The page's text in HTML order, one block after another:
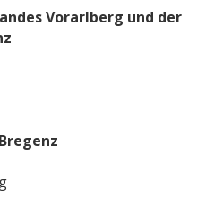
Vorarlberg und der